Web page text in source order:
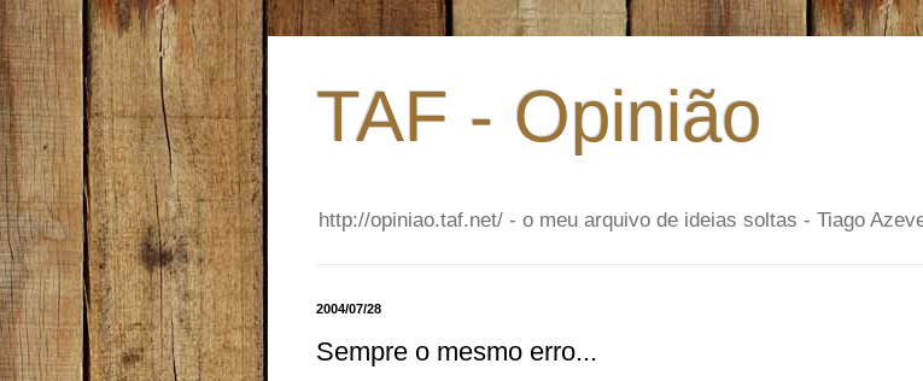
TAF - Opinião
http://opiniao.taf.net/ - o meu arquivo de ideias soltas - Tiago
2004/07/28
Sempre o mesmo erro...